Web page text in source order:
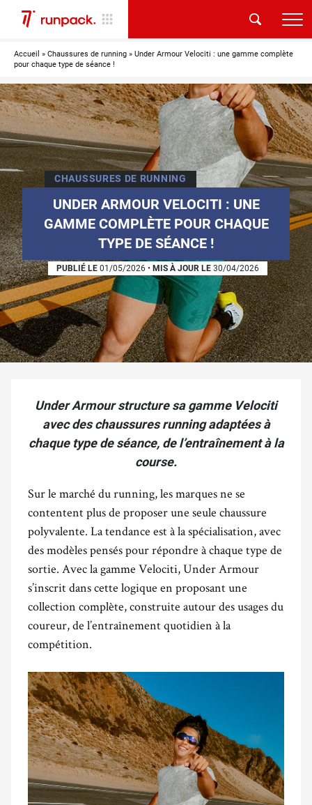
Accueil » Chaussures de running » Under Armour Velociti : une gamme complète
pour chaque type de séance !
CHAUSSURES DE RUNNING
UNDER ARMOUR VELOCITI : UNE
GAMME COMPLÈTE POUR CHAQUE
TYPE DE SÉANCE !
PUBLIÉ LE 01/05/2026 • MIS À JOUR LE 30/04/2026
Under Armour structure sa gamme Velociti
avec des chaussures running adaptées à
chaque type de séance, de l’entraînement à la
course.
Sur le marché du running, les marques ne se
contentent plus de proposer une seule chaussure
polyvalente. La tendance est à la spécialisation, avec
des modèles pensés pour répondre à chaque type de
sortie. Avec la gamme Velociti, Under Armour
s’inscrit dans cette logique en proposant une
collection complète, construite autour des usages du
coureur, de l’entraînement quotidien à la
compétition.